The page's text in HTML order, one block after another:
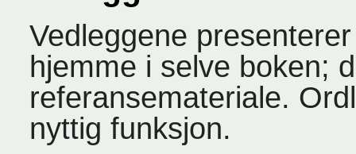
Vedleggene
hjemme i selve boken;
referansemateriale.
nyttig funksjon.